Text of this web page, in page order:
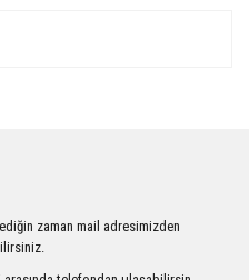
zaman mail adresimizden